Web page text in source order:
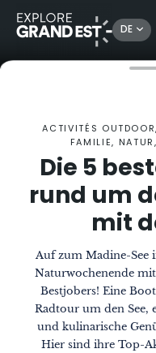
DE
Sehenswertes in der Region
ACTIVITÉS
FAMILIE,
Die 5
rund um
mit
Auf zum Madine-See
Naturwochenende
Bestjobers! Eine
Radtour um den See,
und kulinarische
Hier sind ihre Top-